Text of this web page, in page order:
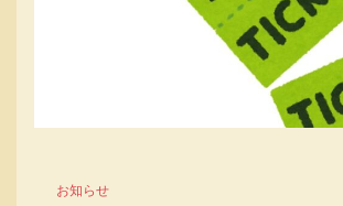
お知らせ